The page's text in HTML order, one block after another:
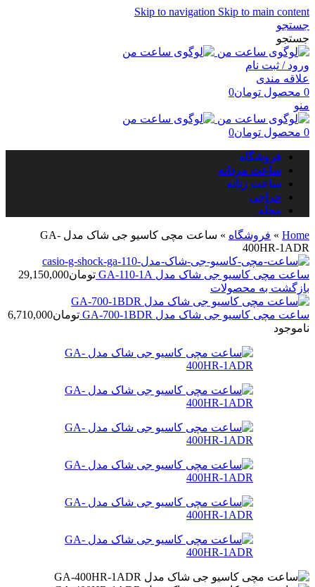
Skip to navigation Skip to main content
جستجو
جستجو
ورود / ثبت نام
علاقه مندی
0 محصول تومان0
منو
0 محصول تومان0
فروشگاه
ساعت مردانه
ساعت زنانه
حراجی
مجله
Home
» فروشگاه »
ساعت مچی کاسیو جی شاک مدل GA-
400HR-1ADR
ساعت مچی کاسیو جی شاک مدل GA-110-1A تومان29,150,000
بازگشت به محصولات
ساعت مچی کاسیو جی شاک مدل GA-700-1BDR تومان6,710,000
ناموجود